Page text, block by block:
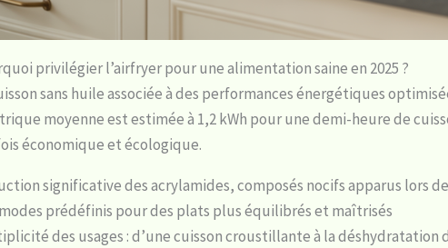
privilégier l’airfryer pour une alimentation saine en 2025 ?
sans huile associée à des performances énergétiques
moyenne est estimée à 1,2 kWh pour une demi-heure de
économique et écologique.
significative des acrylamides, composés nocifs apparus lors
prédéfinis pour des plats plus équilibrés et maîtrisés
des usages : d’une cuisson croustillante à la déshydratation